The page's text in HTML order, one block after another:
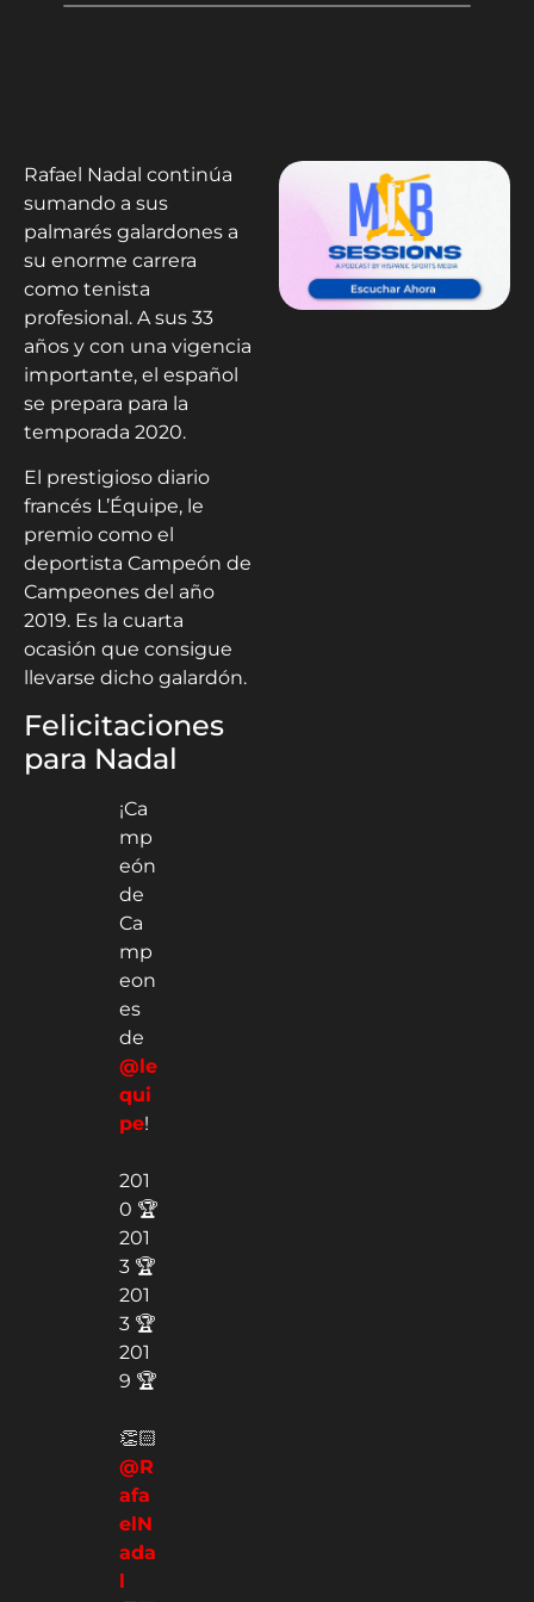
Rafael Nadal continúa
sumando a sus
palmarés galardones a
su enorme carrera
como tenista
profesional. A sus 33
años y con una vigencia
importante, el español
se prepara para la
temporada 2020.
El prestigioso diario
francés L’Équipe, le
premio como el
deportista Campeón de
Campeones del año
2019. Es la cuarta
ocasión que consigue
llevarse dicho galardón.
Felicitaciones
para Nadal
¡Ca
mp
eón
de
Ca
mp
eon
es
de
@le
qui
pe!
201
0 🏆
201
3 🏆
201
3 🏆
201
9 🏆
👏🏻
@R
afa
elN
ada
l